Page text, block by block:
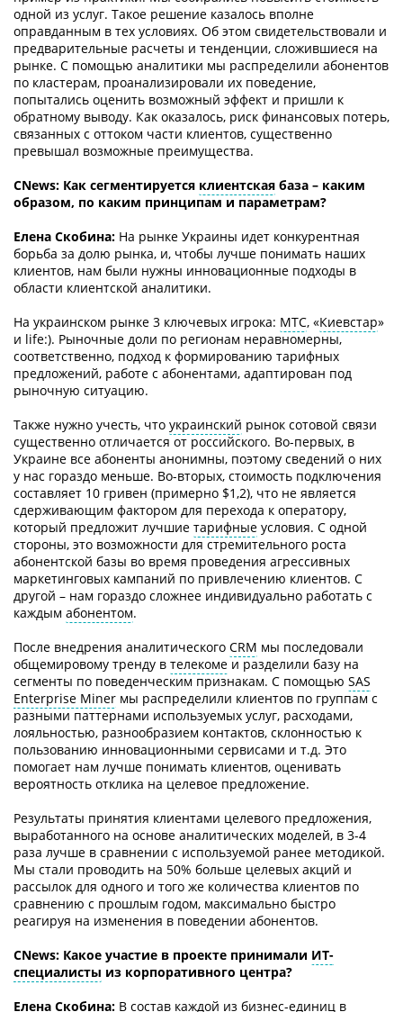
одной из услуг. Такое решение казалось вполне
оправданным в тех условиях. Об этом свидетельствовали и
предварительные расчеты и тенденции, сложившиеся на
рынке. С помощью аналитики мы распределили абонентов
по кластерам, проанализировали их поведение,
попытались оценить возможный эффект и пришли к
обратному выводу. Как оказалось, риск финансовых потерь,
связанных с оттоком части клиентов, существенно
превышал возможные преимущества.
СNews: Как сегментируется клиентская база – каким
образом, по каким принципам и параметрам?
Елена Скобина: На рынке Украины идет конкурентная
борьба за долю рынка, и, чтобы лучше понимать наших
клиентов, нам были нужны инновационные подходы в
области клиентской аналитики.
На украинском рынке 3 ключевых игрока: МТС, «Киевстар»
и life:). Рыночные доли по регионам неравномерны,
соответственно, подход к формированию тарифных
предложений, работе с абонентами, адаптирован под
рыночную ситуацию.
Также нужно учесть, что украинский рынок сотовой связи
существенно отличается от российского. Во-первых, в
Украине все абоненты анонимны, поэтому сведений о них
у нас гораздо меньше. Во-вторых, стоимость подключения
составляет 10 гривен (примерно $1,2), что не является
сдерживающим фактором для перехода к оператору,
который предложит лучшие тарифные условия. С одной
стороны, это возможности для стремительного роста
абонентской базы во время проведения агрессивных
маркетинговых кампаний по привлечению клиентов. С
другой – нам гораздо сложнее индивидуально работать с
каждым абонентом.
После внедрения аналитического CRM мы последовали
общемировому тренду в телекоме и разделили базу на
сегменты по поведенческим признакам. С помощью SAS
Enterprise Miner мы распределили клиентов по группам с
разными паттернами используемых услуг, расходами,
лояльностью, разнообразием контактов, склонностью к
пользованию инновационными сервисами и т.д. Это
помогает нам лучше понимать клиентов, оценивать
вероятность отклика на целевое предложение.
Результаты принятия клиентами целевого предложения,
выработанного на основе аналитических моделей, в 3-4
раза лучше в сравнении с используемой ранее методикой.
Мы стали проводить на 50% больше целевых акций и
рассылок для одного и того же количества клиентов по
сравнению с прошлым годом, максимально быстро
реагируя на изменения в поведении абонентов.
СNews: Какое участие в проекте принимали ИТ-
специалисты из корпоративного центра?
Елена Скобина: В состав каждой из бизнес-единиц в